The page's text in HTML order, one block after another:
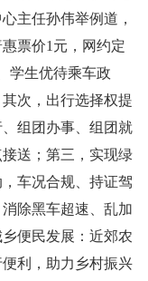
主任孙伟举例道，
票价1元，网约定
学生优待乘车政
次，出行选择权提
组团办事、组团就
送；第三，实现绿
车况合规、持证驾
除黑车超速、乱加
便民发展：近郊农
利，助力乡村振兴